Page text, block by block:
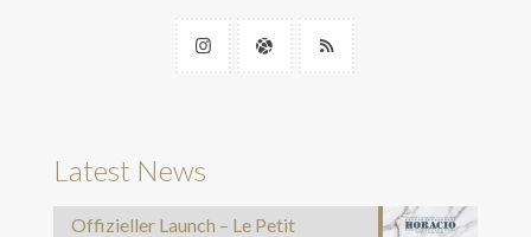
Latest News
Offizieller Launch – Le Petit